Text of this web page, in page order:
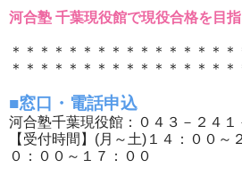
河合塾 千葉現役館で現役合格を目指
＊＊＊＊＊＊＊＊＊＊＊＊＊＊＊
＊＊＊＊＊＊＊＊＊＊＊＊＊＊＊＊
■窓口・電話申込
河合塾千葉現役館：０４３－２４１
【受付時間】(月～土)１４：００
０：００～１７：００